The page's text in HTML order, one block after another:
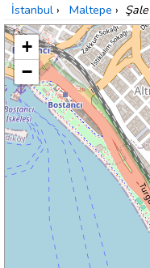
İstanbul › Maltepe ›
+
−